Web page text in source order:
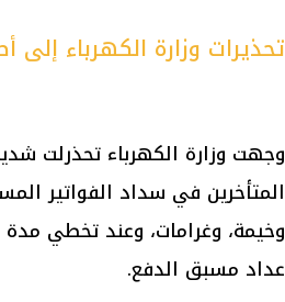
تحذيرات وزارة الكهرباء إلى
وجهت وزارة الكهرباء تحذرلت
المتأخرين في سداد الفواتير
وخيمة، وغرامات، وعند تخطي
عداد مسبق الدفع.